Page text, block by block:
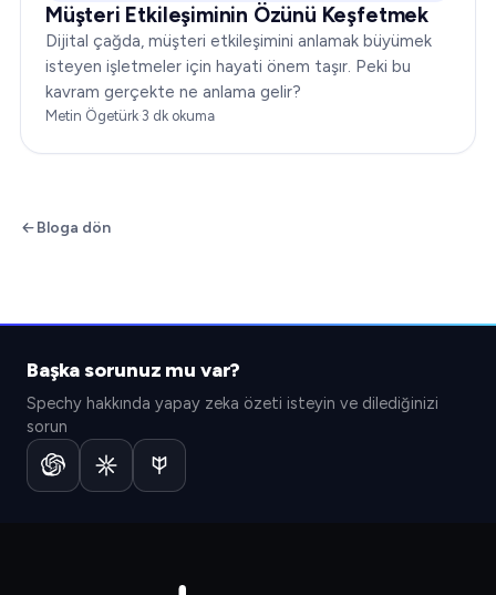
Müşteri Etkileşiminin Özünü Keşfetmek
Dijital çağda, müşteri etkileşimini anlamak büyümek
isteyen işletmeler için hayati önem taşır. Peki bu
kavram gerçekte ne anlama gelir?
Metin Ögetürk·3 dk okuma
Bloga dön
Başka sorunuz mu var?
Spechy hakkında yapay zeka özeti isteyin ve dilediğinizi
sorun